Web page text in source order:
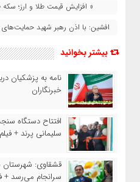
« افزایش قیمت طلا و ارز؛ سکه طرح جدید ۱۹۸
افشین: با اذن رهبر شهید
بیشتر بخوانید
نامه به پزشکیان
خبرنگاران
افتتاح دستگاه
سلیمانی پرند +
قشقاوی: شهرستان
سرانجام می‌رسد